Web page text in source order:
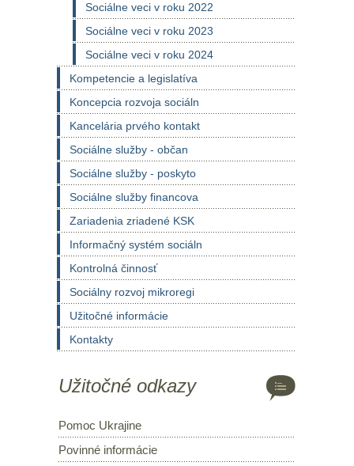
Sociálne veci v roku 2022
Sociálne veci v roku 2023
Sociálne veci v roku 2024
Kompetencie a legislatíva
Koncepcia rozvoja sociáln
Kancelária prvého kontakt
Sociálne služby - občan
Sociálne služby - poskyto
Sociálne služby financova
Zariadenia zriadené KSK
Informačný systém sociáln
Kontrolná činnosť
Sociálny rozvoj mikroregi
Užitočné informácie
Kontakty
Užitočné odkazy
Pomoc Ukrajine
Povinné informácie